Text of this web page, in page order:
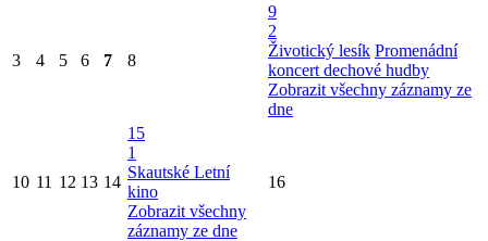
3 4 5 6 7 8
9
2
Životický lesík Promenádní
koncert dechové hudby
Zobrazit všechny záznamy ze
dne
10 11 12 13 14
15
1
Skautské Letní
kino
Zobrazit všechny
záznamy ze dne
16